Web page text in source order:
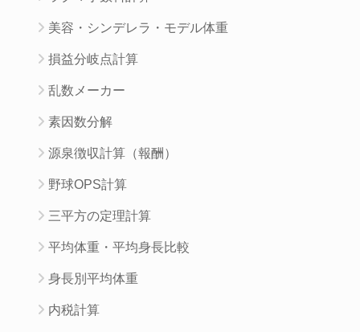
美容・シンデレラ・モデル体重
損益分岐点計算
乱数メーカー
素因数分解
源泉徴収計算（報酬）
野球OPS計算
三平方の定理計算
平均体重・平均身長比較
身長別平均体重
内税計算